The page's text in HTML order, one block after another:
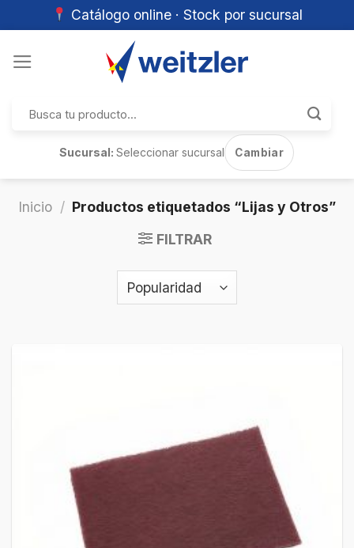
Catálogo online · Stock por sucursal
por:
Sucursal:Seleccionar sucursal Cambiar
Inicio / Productos etiquetados “Lijas y Otros”
FILTRAR